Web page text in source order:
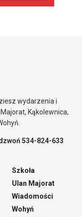
wydarzenia i
Kąkolewnica,
534-824-633
Szkoła
Ulan Majorat
Wiadomości
Wohyń